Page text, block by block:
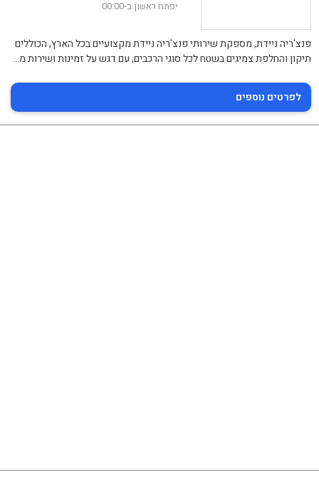
יפתח ראשון ב-00:00
פנצ'ריה ניידת, מספקת שירותי פנצ'ריה ניידת מקצועיים בכל הארץ, הכוללים
תיקון והחלפת צמיגים בשטח לכל סוגי הרכבים, עם דגש על זמינות ושירות מ...
לפרטים נוספים